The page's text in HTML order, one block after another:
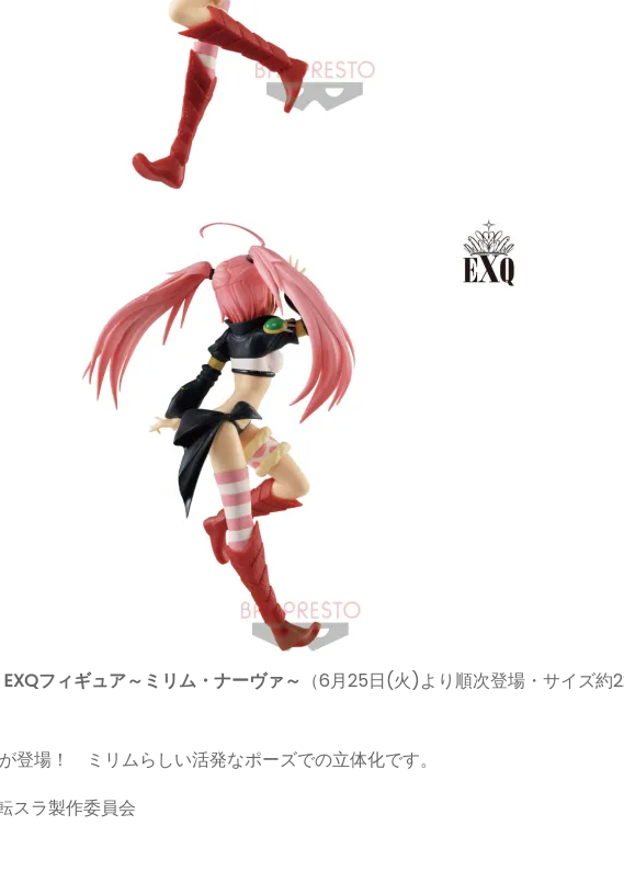
フィギュア～ミリム・ナーヴァ～ （6月25日(火)より順次登場・サイズ約
登場！ ミリムらしい活発なポーズでの立体化です。
スラ製作委員会